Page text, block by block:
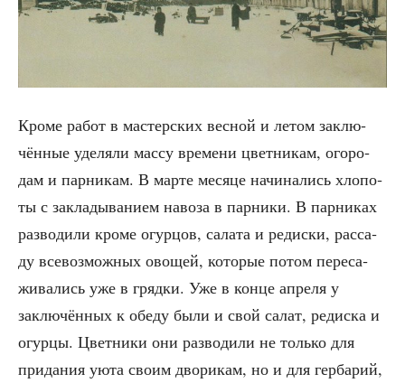
Кро­ме работ в мастер­ских вес­ной и летом заклю­
чён­ные уде­ля­ли мас­су вре­ме­ни цвет­ни­кам, ого­ро­
дам и пар­ни­кам. В мар­те меся­це начи­на­лись хло­по­
ты с закла­ды­ва­ни­ем наво­за в пар­ни­ки. В пар­ни­ках
раз­во­ди­ли кро­ме огур­цов, сала­та и редис­ки, рас­са­
ду все­воз­мож­ных ово­щей, кото­рые потом пере­са­
жи­ва­лись уже в гряд­ки. Уже в кон­це апре­ля у
заклю­чён­ных к обе­ду были и свой салат, редис­ка и
огур­цы. Цвет­ни­ки они раз­во­ди­ли не толь­ко для
при­да­ния уюта сво­им дво­ри­кам, но и для гер­ба­рий,